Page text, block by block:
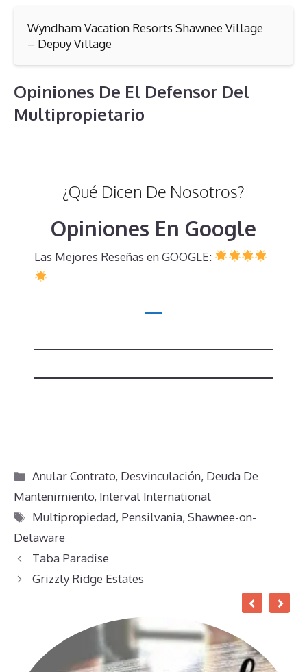
Wyndham Vacation Resorts Shawnee Village
– Depuy Village
Opiniones De El Defensor Del
Multipropietario
¿Qué Dicen De Nosotros?
Opiniones En Google
Las Mejores Reseñas en GOOGLE:
Categorías
Anular Contrato, Desvinculación, Deuda De
Mantenimiento, Interval International
Etiquetas
Multipropiedad, Pensilvania,Shawnee-on-
Delaware
Taba Paradise
Grizzly Ridge Estates